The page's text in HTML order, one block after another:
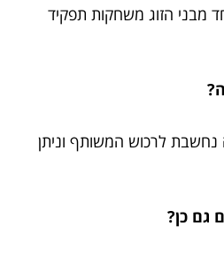
מבני הזוג משחקות תפקיד
לרכוש המשותף וניתן